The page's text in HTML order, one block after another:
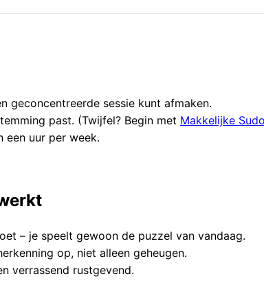
geconcentreerde sessie kunt afmaken.
past. (Twijfel? Begin met Makkelijke
een uur per week.
– je speelt gewoon de puzzel van vandaag.
op, niet alleen geheugen.
verrassend rustgevend.